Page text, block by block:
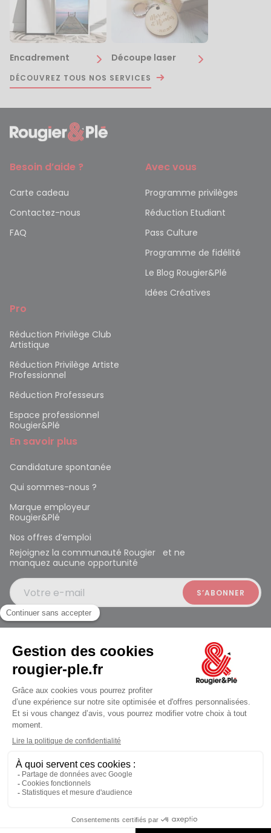
Ferme à 19:30
Encadrement Découpe laser
DÉCOUVREZ TOUS NOS SERVICES
Besoin d’aide ?
Carte cadeau
Contactez-nous
FAQ
Avec vous
Programme privilèges
Réduction Etudiant
Pass Culture
Programme de fidélité
Le Blog Rougier&Plé
Idées Créatives
Pro
Réduction Privilège Club
Artistique
Réduction Privilège Artiste
Professionnel
Réduction Professeurs
Espace professionnel
Rougier&Plé
En savoir plus
Candidature spontanée
Qui sommes-nous ?
Marque employeur
Rougier&Plé
Nos offres d’emploi
Rejoignez la communauté Rougier et ne
manquez aucune opportunité
Votre e-mail
Suivez-nous
Rougier et Plé 2024 Copyright
Conditions générales des ventes
Données personnelles